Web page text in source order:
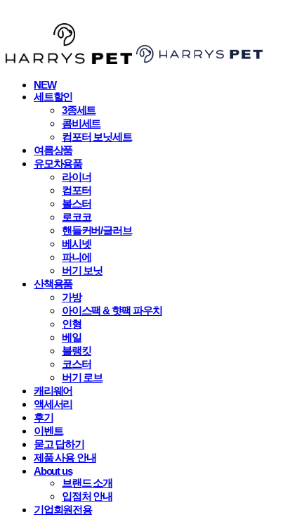
NEW
세트할인
3종세트
콤비세트
컴포터 보닛세트
여름상품
유모차용품
라이너
컴포터
볼스터
로코코
핸들커버/글러브
베시넷
파니에
버기 보닛
산책용품
가방
아이스팩 & 핫팩 파우치
인형
베일
블랭킷
코스터
버기 로브
캐리웨어
액세서리
후기
이벤트
묻고 답하기
제품 사용 안내
About us
브랜드 소개
입점처 안내
기업회원전용